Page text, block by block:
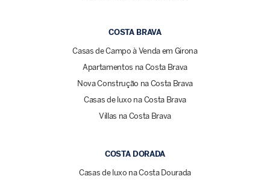
COSTA BRAVA
Casas de Campo à Venda em Girona
Apartamentos na Costa Brava
Nova Construção na Costa Brava
Casas de luxo na Costa Brava
Villas na Costa Brava
COSTA DORADA
Casas de luxo na Costa Dourada